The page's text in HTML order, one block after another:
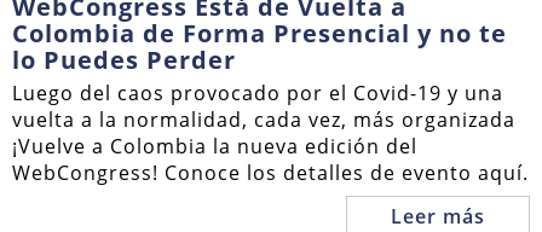
WebCongress Está de Vuelta a
Colombia de Forma Presencial y no te
lo Puedes Perder
Luego del caos provocado por el Covid-19 y una
vuelta a la normalidad, cada vez, más organizada
¡Vuelve a Colombia la nueva edición del
WebCongress! Conoce los detalles de evento aquí.
Leer más